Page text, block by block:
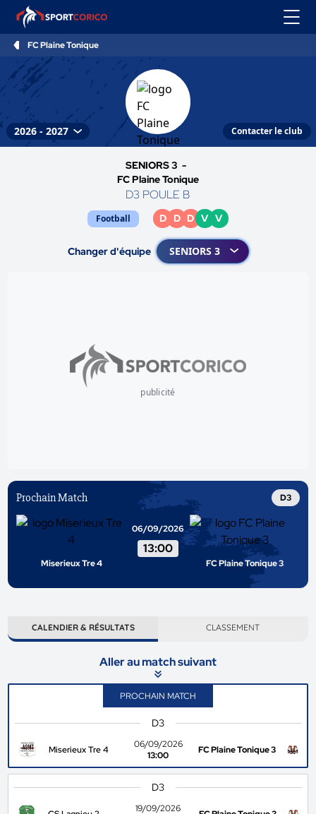
FC Plaine Tonique
Contacter le club
SENIORS 3 -
FC Plaine Tonique
D3 POULE B
Football D D D V V
Changer d'équipe
publicité
Prochain Match D3
Miserieux Tre 4
06/09/2026
13:00
FC Plaine Tonique 3
CALENDIER & RÉSULTATS CLASSEMENT
Aller au match suivant
PROCHAIN MATCH
D3
Miserieux Tre 4
06/09/2026
13:00
FC Plaine Tonique 3
D3
19/09/2026